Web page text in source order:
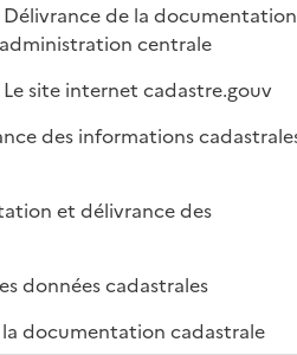
Délivrance de la documentation
centrale
Le site internet cadastre.gouv
des informations
et délivrance des
données cadastrales
documentation cadastrale